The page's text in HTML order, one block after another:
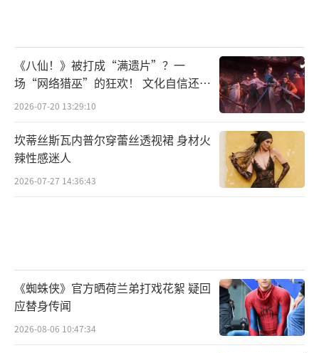
《八仙！》被打成“满遗片”？一
场“网络猎巫”的狂欢！ 文化自信还是
焦虑？
2026-07-20 13:29:10
坎蒂丝斯瓦内普尔穿蕾丝透视裙 身材火
辣性感迷人
2026-07-27 14:36:43
《蜘蛛侠》官方晒荷兰弟打戏花絮 疑回
应替身传闻
2026-08-06 10:47:34